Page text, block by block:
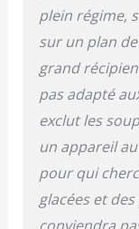
plein régime,
sur un plan
grand
pas adapté
exclut les
un appareil au
pour qui
glacées et
conviendra